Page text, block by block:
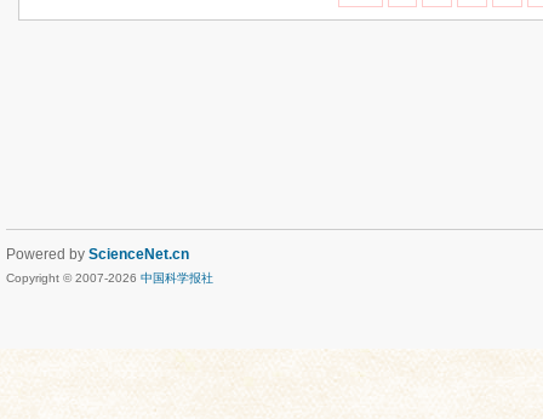
Powered by ScienceNet.cn
Copyright © 2007-2026 中国科学报社